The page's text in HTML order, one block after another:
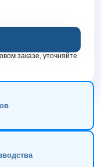
заказе, уточняйте